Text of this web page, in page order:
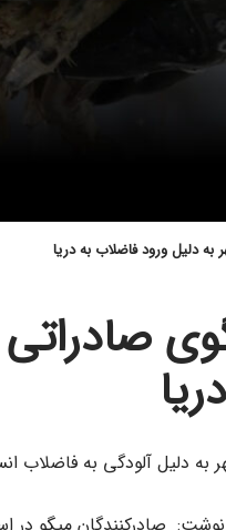
دلیل ورود فاضلاب به دریا
صادراتی
به دلیل آلودگی به فاضلاب